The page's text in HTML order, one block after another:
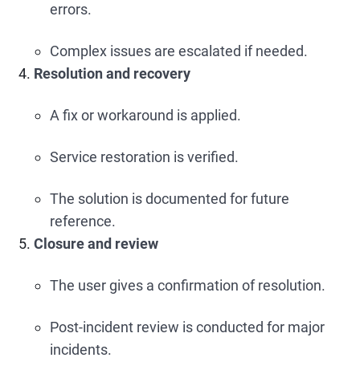
errors.
Complex issues are escalated if needed.
Resolution and recovery
A fix or workaround is applied.
Service restoration is verified.
The solution is documented for future
reference.
Closure and review
The user gives a confirmation of resolution.
Post-incident review is conducted for major
incidents.